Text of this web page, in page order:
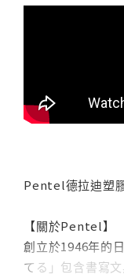
Pentel德拉迪塑
【關於Pentel】
創立於1946年的
てる」包含書寫